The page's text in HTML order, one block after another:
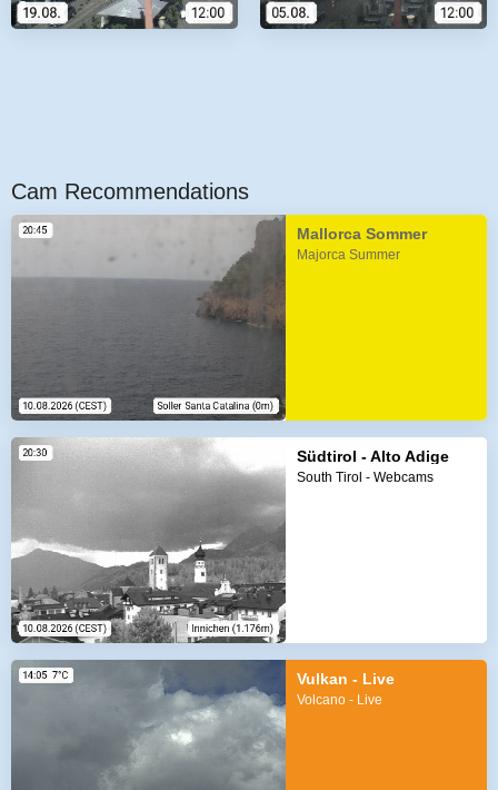
Cam Recommendations
Mallorca Sommer
Majorca Summer
Südtirol - Alto Adige
South Tirol - Webcams
Vulkan - Live
Volcano - Live